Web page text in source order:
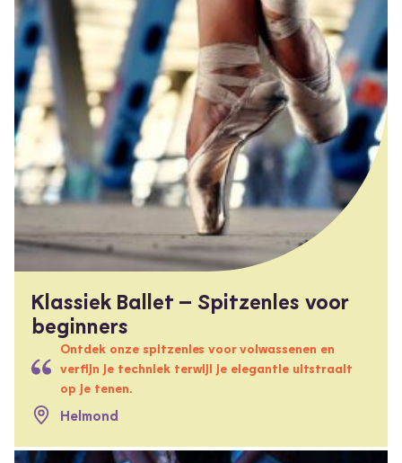
Klassiek Ballet – Spitzenles voor
beginners
Ontdek onze spitzenles voor volwassenen en
verfijn je techniek terwijl je elegantie uitstraalt
op je tenen.
Helmond